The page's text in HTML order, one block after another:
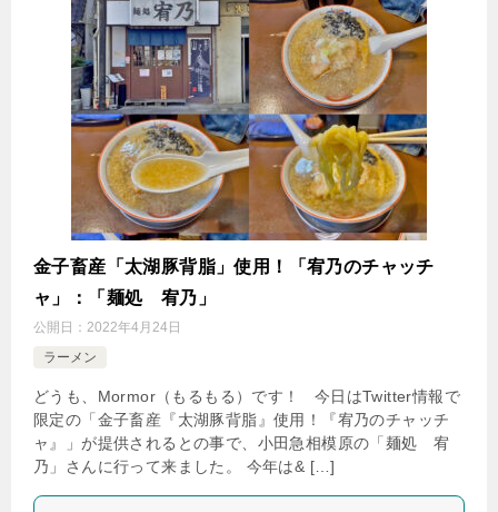
金子畜産「太湖豚背脂」使用！「宥乃のチャッチ
ャ」：「麺処 宥乃」
公開日： 2022年4月24日
ラーメン
どうも、Mormor（もるもる）です！ 今日はTwitter情報で
限定の「金子畜産『太湖豚背脂』使用！『宥乃のチャッチ
ャ』」が提供されるとの事で、小田急相模原の「麺処 宥
乃」さんに行って来ました。 今年は& […]